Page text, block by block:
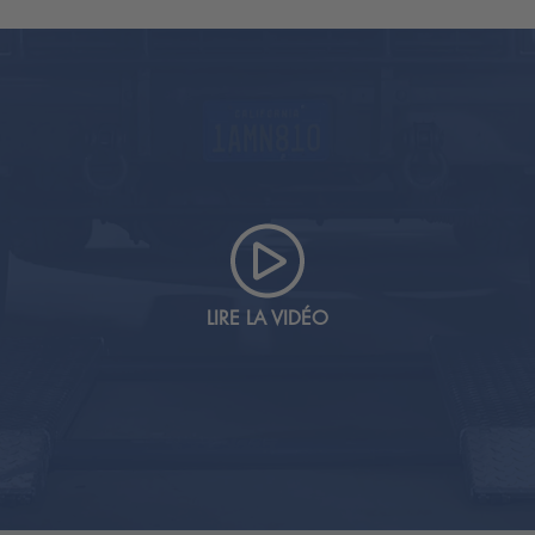
ne nécessite ni surveillance électronique de la
possible en cas de panne. Le puissant groupe
à la fois bien protégé et facilement accessible pour
LIRE LA VIDÉO